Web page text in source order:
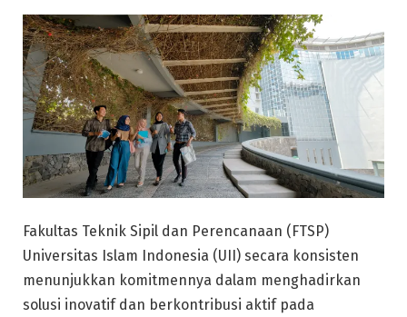
Fakultas Teknik Sipil dan Perencanaan (FTSP)
Universitas Islam Indonesia (UII) secara konsisten
menunjukkan komitmennya dalam menghadirkan
solusi inovatif dan berkontribusi aktif pada